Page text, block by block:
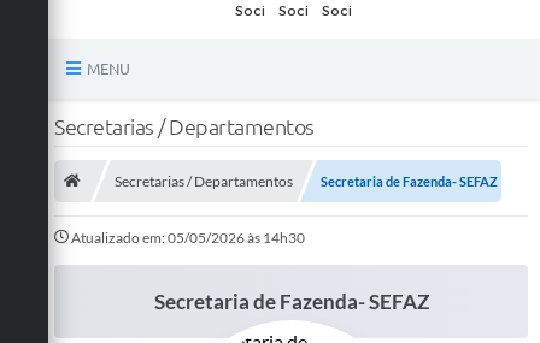
MENU
Principal
A Prefeitura
A Nossa Cidade
Secretarias / Departamentos
Secretarias / Departamentos Secretaria de Fazenda- SEFAZ
Atualizado em: 05/05/2026 às 14h30
Secretaria de Fazenda- SEFAZ